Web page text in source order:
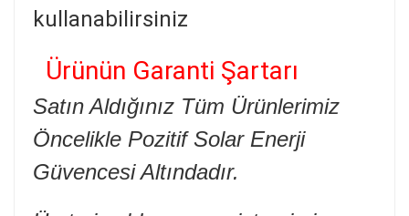
kullanabilirsiniz
Ürünün Garanti Şartarı
Satın Aldığınız Tüm Ürünlerimiz
Öncelikle Pozitif Solar Enerji
Güvencesi Altındadır.